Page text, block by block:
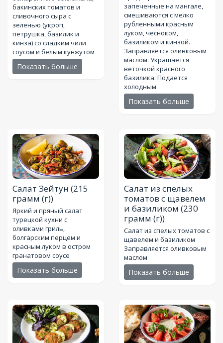
бакинских томатов и
сливочного сыра с
зеленью (укроп,
петрушка, базилик и
кинза) со сладким чили
соусом и белым кунжутом
Показать больше
запеченные на мангале,
смешиваются с мелко
рубленными красным
луком, чесноком,
базиликом и кинзой.
Заправляется оливковым
маслом. Украшается
веточкой красного
базилика. Подается
холодным
Показать больше
Салат Зейтун (215
грамм (г))
Яркий и пряный салат
турецкой кухни с
оливками гриль,
болгарским перцем и
красным луком в остром
гранатовом соусе
Показать больше
Салат из спелых
томатов с щавелем
и базиликом (230
грамм (г))
Салат из спелых томатов с
щавелем и базиликом
Заправляется оливковым
маслом
Показать больше